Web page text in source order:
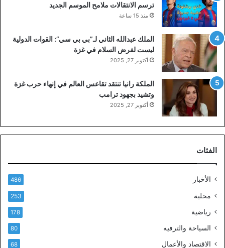
ترسم الانتقالات ملامح الموسم الجديد
منذ 15 ساعة
الملك عبدالله الثاني لـ”بي بي سي”: القوات الدولية
ليست لفرض السلام في غزة
أكتوبر 27, 2025
الملكة رانيا تنتقد تقاعس العالم في إنهاء حرب غزة
وتشيد بجهود ترامب
أكتوبر 27, 2025
الفئات
الأخبار 486
محلية 253
رياضية 178
السياحة والترفيه 80
الاقتصاد والأعمال 68